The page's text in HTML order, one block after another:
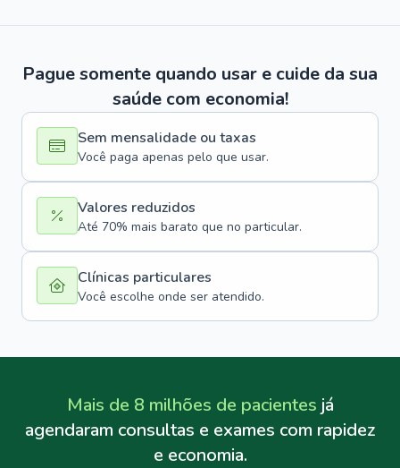
Pague somente quando usar e cuide da sua
saúde com economia!
Sem mensalidade ou taxas
Você paga apenas pelo que usar.
Valores reduzidos
Até 70% mais barato que no particular.
Clínicas particulares
Você escolhe onde ser atendido.
Mais de 8 milhões de pacientes já
agendaram consultas e exames com rapidez
e economia.